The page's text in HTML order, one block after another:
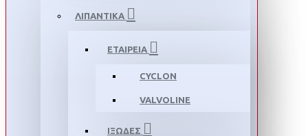
ΛΙΠΑΝΤΙΚΑ
ΕΤΑΙΡΕΙΑ
CYCLON
VALVOLINE
ΙΞΩΔΕΣ